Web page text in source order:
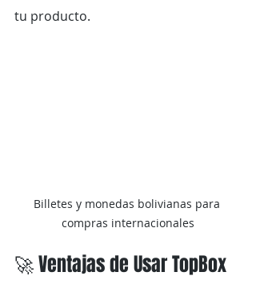
tu producto.
Billetes y monedas bolivianas para
compras internacionales
🚀 Ventajas de Usar TopBox